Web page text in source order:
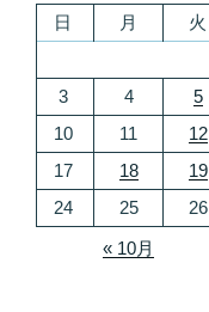
日
月 火
3
4 5
10
11 12
17
18 19
24
25 26
« 10月